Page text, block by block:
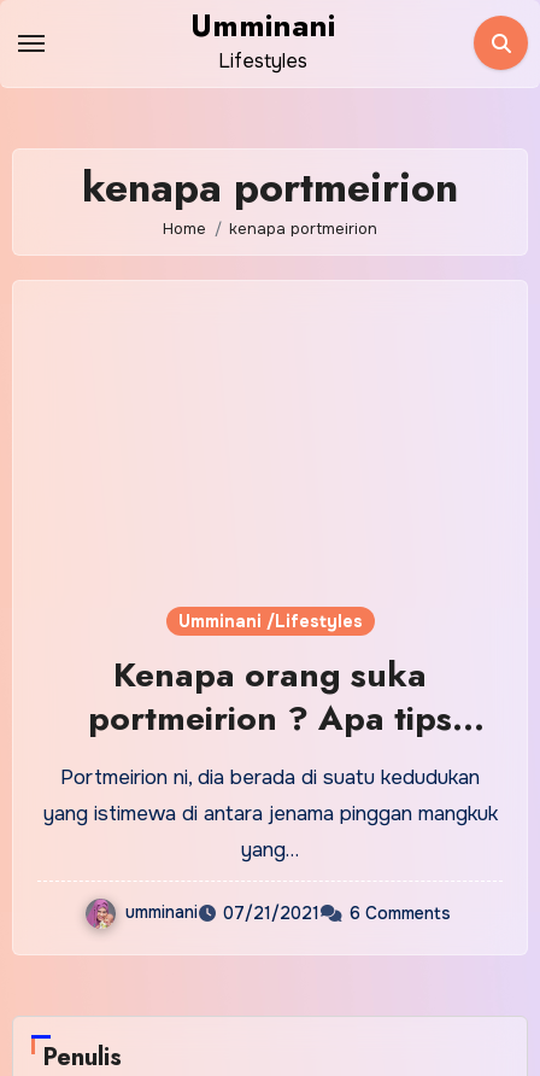
content
Umminani
Lifestyles
kenapa portmeirion
Home kenapa portmeirion
Umminani /Lifestyles
Kenapa orang suka
portmeirion ? Apa tips
penjagaannya?
Portmeirion ni, dia berada di suatu kedudukan
yang istimewa di antara jenama pinggan mangkuk
yang…
umminani 07/21/2021 6 Comments
Penulis